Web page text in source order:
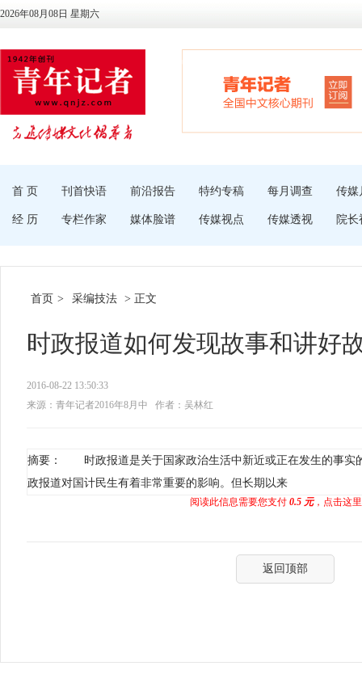
2026年08月08日 星期六
首 页 刊首快语 前沿报告 特约专稿 每月调查 传媒
经 历 专栏作家 媒体脸谱 传媒视点 传媒透视 院长
首页 > 采编技法 > 正文
时政报道如何发现故事和讲好
2016-08-22 13:50:33
来源：青年记者2016年8月中
作者：吴林红
摘要： 时政报道是关于国家政治生活中新近或正在发生的事实
政报道对国计民生有着非常重要的影响。但长期以来
阅读此信息需要您支付 0.5 元，点击这
返回顶部